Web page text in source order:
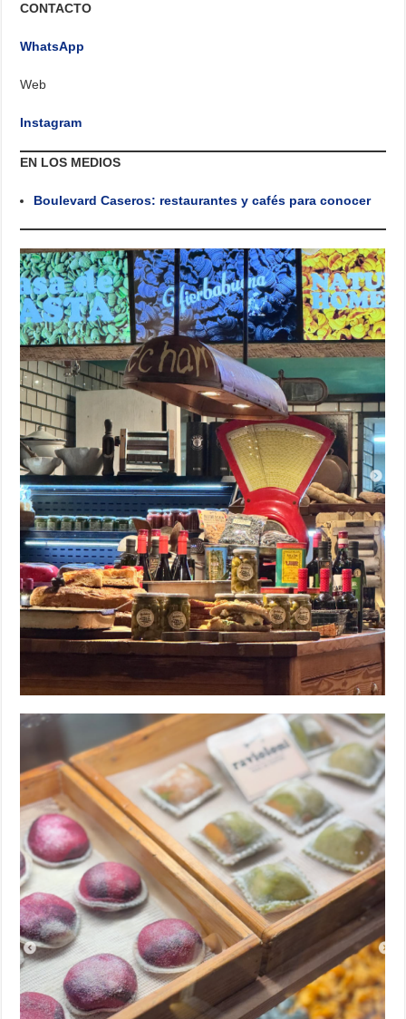
CONTACTO
WhatsApp
Web
Instagram
EN LOS MEDIOS
Boulevard Caseros: restaurantes y cafés para conocer